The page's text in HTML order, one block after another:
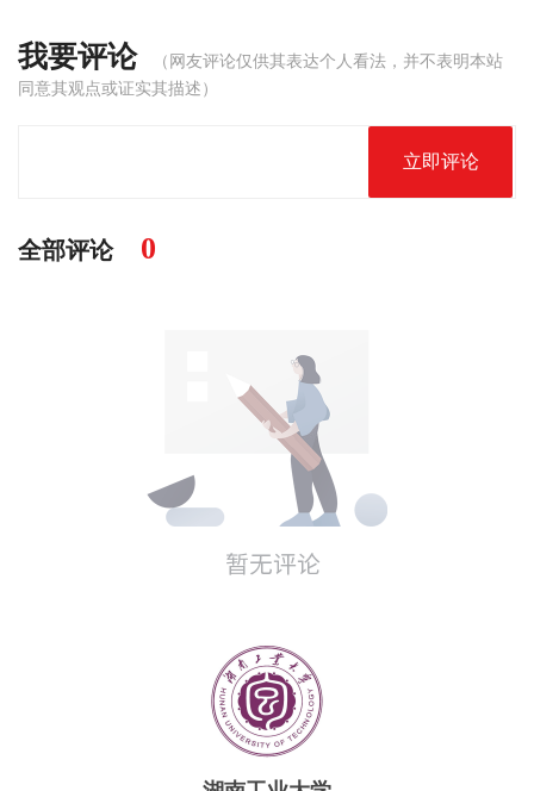
我要评论
（网友评论仅供其表达个人看法，并不表明本站
同意其观点或证实其描述）
立即评论
全部评论 0